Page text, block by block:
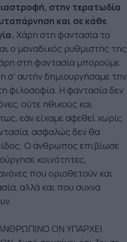
στην τερατωδία
και σε κάθε
Χάρη στη φαντασία το
ο μοναδικός ρυθμιστής της
στη φαντασία μπορούμε
σ’ αυτήν δημιουργήσαμε την
φιλοσοφία. Η φαντασία δεν
ούτε ηθικούς και
εάν είχαμε αφεθεί χωρίς
ασφαλώς δεν θα
Ο άνθρωπος επιβίωσε
κοινότητες,
που οριοθετούν και
αλλά και που συχνά
ΟΝ ΥΠΑΡΧΕΙ